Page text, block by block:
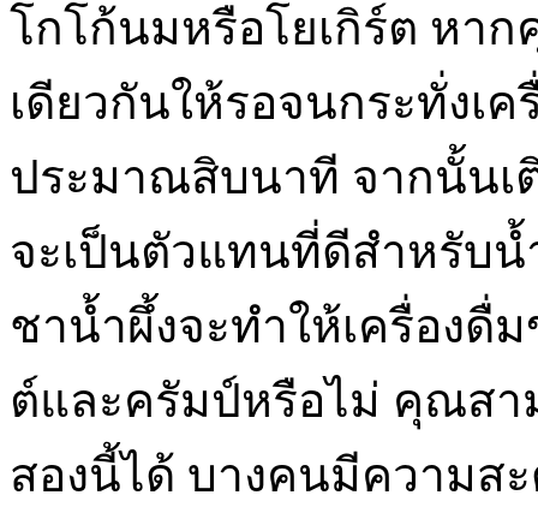
โกโก้นมหรือโยเกิร์ต หา
เดียวกันให้รอจนกระทั่งเ
ประมาณสิบนาที จากนั้นเ
จะเป็นตัวแทนที่ดีสำหรับ
ชาน้ำผึ้งจะทำให้เครื่อง
ต์และครัมป์หรือไม่ คุณสา
สองนี้ได้ บางคนมีความส